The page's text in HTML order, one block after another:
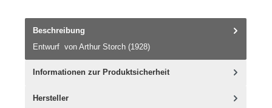
Beschreibung
Entwurf von Arthur Storch (1928)
Informationen zur Produktsicherheit
Hersteller